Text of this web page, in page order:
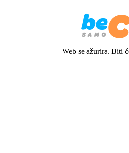
Web se ažurira. Biti